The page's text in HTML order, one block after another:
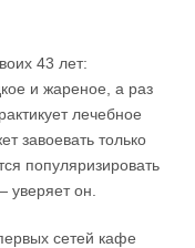
43 лет:
и жареное, а раз
лечебное
завоевать только
популяризировать
он.
сетей кафе